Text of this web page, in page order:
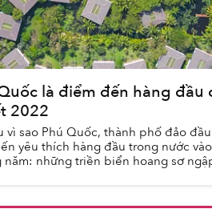
là điểm đến hàng đầu
2022
vì sao Phú Quốc, thành phố đảo
yêu thích hàng đầu trong nước
những triền biển hoang sơ